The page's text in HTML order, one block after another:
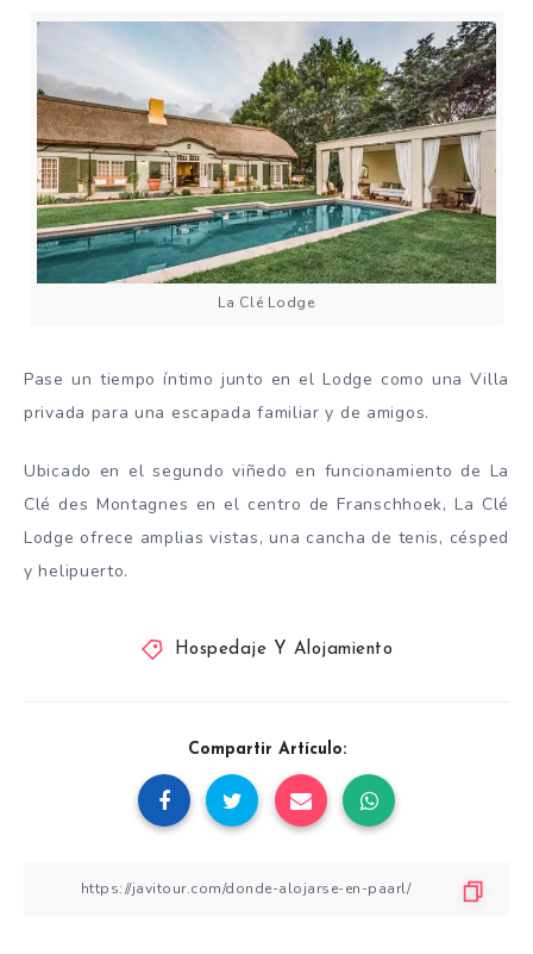
La Clé Lodge
Pase un tiempo íntimo junto en el Lodge como una Villa
privada para una escapada familiar y de amigos.
Ubicado en el segundo viñedo en funcionamiento de La
Clé des Montagnes en el centro de Franschhoek, La Clé
Lodge ofrece amplias vistas, una cancha de tenis, césped
y helipuerto.
Hospedaje Y Alojamiento
Compartir Artículo: